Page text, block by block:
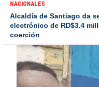
NACIONALES
Alcaldía de Santiago da
electrónico de RD$3.4
coerción